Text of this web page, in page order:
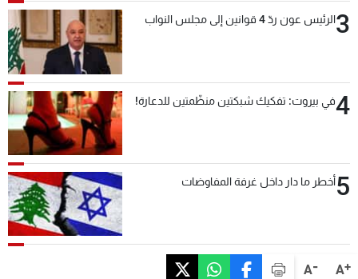
A+
A-
3الرئيس عون ردّ 4 قوانين إلى مجلس النواب
4في بيروت: تفكيك شبكتين منظّمتين للدعارة!
5أخطر ما دار داخل غرفة المفاوضات